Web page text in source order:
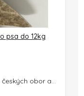
psa do 12kg
obor a...